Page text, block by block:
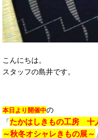
こんにちは。
スタッフの島井です。
本日より開催中の
「たかはしきもの工房 十
～秋冬オシャレきもの展～ 」